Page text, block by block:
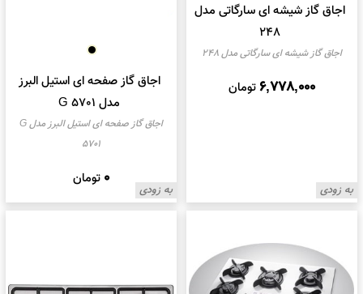
اجاق گاز شیشه ای سارگاتی مدل
248
اجاق گاز شیشه ای سارگاتی مدل 248
6,778,000تومان
به زودی
اجاق گاز صفحه ای استیل البرز
مدل G 5701
اجاق گاز صفحه ای استیل البرز مدل G
5701
0 تومان
به زودی